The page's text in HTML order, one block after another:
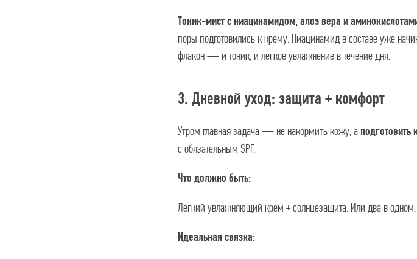
Тоник-мист с ниацинамидом, алоэ вера и
поры подготовились к крему. Ниацинамид в составе уже
флакон — и тоник, и лёгкое увлажнение в течение дня.
3. Дневной уход: защита + комфорт
Утром главная задача — не накормить кожу, а подготовить
с обязательным SPF.
Что должно быть:
Лёгкий увлажняющий крем + солнцезащита. Или два в одном,
Идеальная связка: